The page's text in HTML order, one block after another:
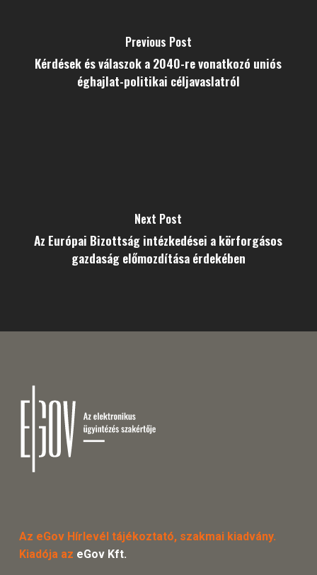
Previous Post
Kérdések és válaszok a 2040-re vonatkozó uniós
éghajlat-politikai céljavaslatról
Next Post
Az Európai Bizottság intézkedései a körforgásos
gazdaság előmozdítása érdekében
Az eGov Hírlevél tájékoztató, szakmai kiadvány.
Kiadója az eGov Kft.